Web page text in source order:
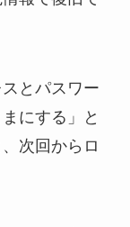
とパスワー
にする」と
次回からロ